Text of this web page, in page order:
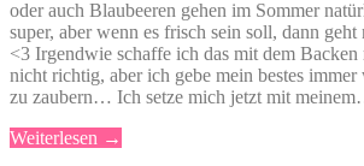
oder auch Blaubeeren gehen im Sommer
super, aber wenn es frisch sein soll, dann
<3 Irgendwie schaffe ich das mit dem Backen
nicht richtig, aber ich gebe mein bestes
zu zaubern… Ich setze mich jetzt mit
Weiterlesen →